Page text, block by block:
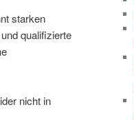
starken
qualifizierte
nicht in